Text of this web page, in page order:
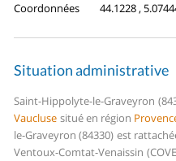
Coordonnées
44.1228 ,
Situation administrative
Saint-Hippolyte-le-Graveyron
Vaucluse situé en région
le-Graveyron (84330) est
Ventoux-Comtat-Venaissin